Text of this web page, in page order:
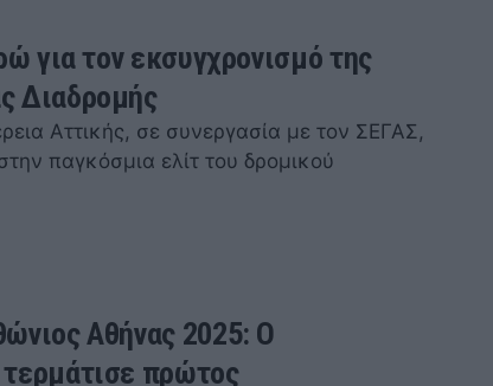
για τον εκσυγχρονισμό της
Διαδρομής
Αττικής, σε συνεργασία με τον ΣΕΓΑΣ,
παγκόσμια ελίτ του δρομικού
Αθήνας 2025: Ο
πρώτος